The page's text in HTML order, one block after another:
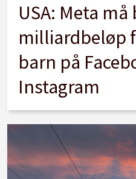
USA: Meta må
milliardbeløp
barn på
Instagram